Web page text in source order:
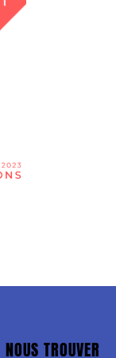
NOUS TROUVER